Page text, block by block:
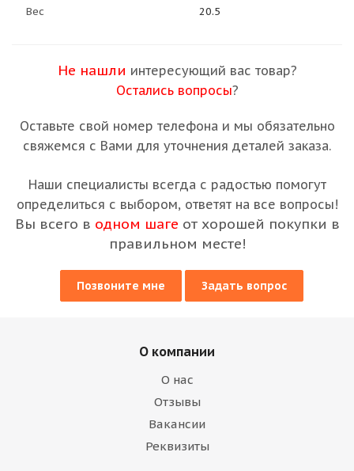
Вес 20.5
Не нашли интересующий вас товар?
Остались вопросы?
Оставьте свой номер телефона и мы обязательно
свяжемся с Вами для уточнения деталей заказа.
Наши специалисты всегда с радостью помогут
определиться с выбором, ответят на все вопросы!
Вы всего в одном шаге от хорошей покупки в
правильном месте!
Позвоните мне Задать вопрос
О компании
О нас
Отзывы
Вакансии
Реквизиты